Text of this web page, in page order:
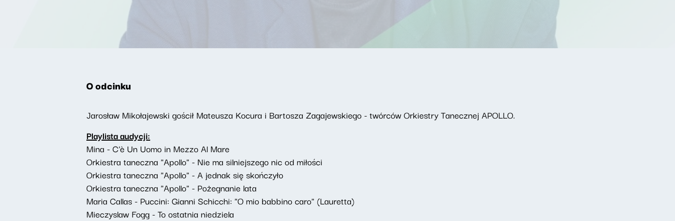
O odcinku
Jarosław Mikołajewski gościł Mateusza Kocura i Bartosza Zagajewskiego - twórców Orkiestry Tanecznej APOLLO.
Playlista audycji:
Mina - C'è Un Uomo in Mezzo Al Mare
Orkiestra taneczna "Apollo" - Nie ma silniejszego nic od miłości
Orkiestra taneczna "Apollo" - A jednak się skończyło
Orkiestra taneczna "Apollo" - Pożegnanie lata
Maria Callas - Puccini: Gianni Schicchi: "O mio babbino caro" (Lauretta)
Mieczyslaw Fogg - To ostatnia niedziela